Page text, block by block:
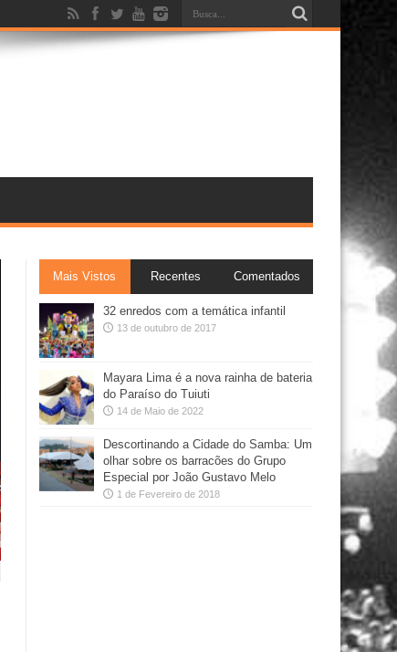
Mais Vistos Recentes Comentados
32 enredos com a temática infantil
13 de outubro de 2017
Mayara Lima é a nova rainha de bateria
do Paraíso do Tuiuti
14 de Maio de 2022
Descortinando a Cidade do Samba: Um
olhar sobre os barracões do Grupo
Especial por João Gustavo Melo
1 de Fevereiro de 2018